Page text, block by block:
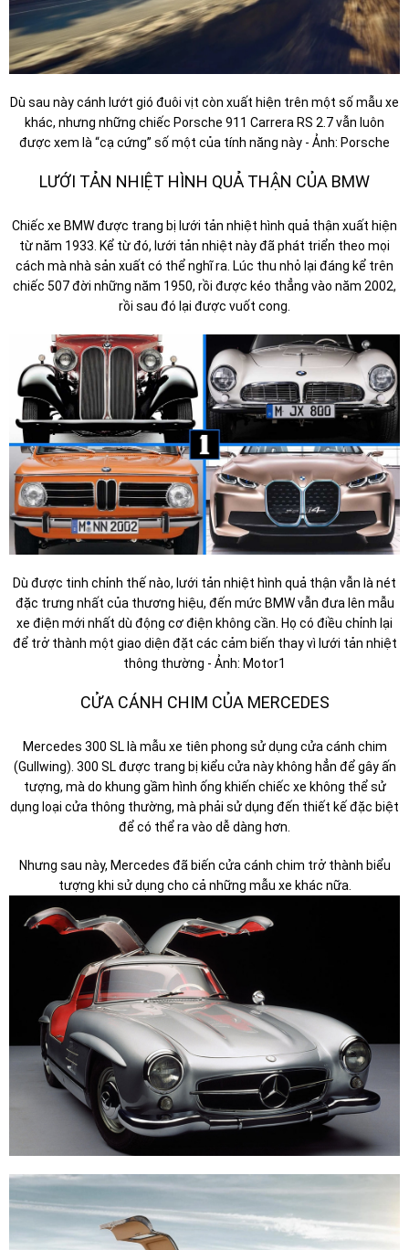
Dù sau này cánh lướt gió đuôi vịt còn xuất hiện trên một số mẫu xe
khác, nhưng những chiếc Porsche 911 Carrera RS 2.7 vẫn luôn
được xem là “cạ cứng” số một của tính năng này - Ảnh: Porsche
LƯỚI TẢN NHIỆT HÌNH QUẢ THẬN CỦA BMW
Chiếc xe BMW được trang bị lưới tản nhiệt hình quả thận xuất hiện
từ năm 1933. Kể từ đó, lưới tản nhiệt này đã phát triển theo mọi
cách mà nhà sản xuất có thể nghĩ ra. Lúc thu nhỏ lại đáng kể trên
chiếc 507 đời những năm 1950, rồi được kéo thẳng vào năm 2002,
rồi sau đó lại được vuốt cong.
Dù được tinh chỉnh thế nào, lưới tản nhiệt hình quả thận vẫn là nét
đặc trưng nhất của thương hiệu, đến mức BMW vẫn đưa lên mẫu
xe điện mới nhất dù động cơ điện không cần. Họ có điều chỉnh lại
để trở thành một giao diện đặt các cảm biến thay vì lưới tản nhiệt
thông thường - Ảnh: Motor1
CỬA CÁNH CHIM CỦA MERCEDES
Mercedes 300 SL là mẫu xe tiên phong sử dụng cửa cánh chim
(Gullwing). 300 SL được trang bị kiểu cửa này không hẳn để gây ấn
tượng, mà do khung gầm hình ống khiến chiếc xe không thể sử
dụng loại cửa thông thường, mà phải sử dụng đến thiết kế đặc biệt
để có thể ra vào dễ dàng hơn.
Nhưng sau này, Mercedes đã biến cửa cánh chim trở thành biểu
tượng khi sử dụng cho cả những mẫu xe khác nữa.